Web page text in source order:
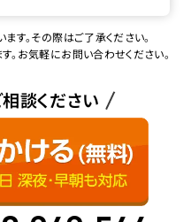
す。その際はご了承ください。
お気軽にお問い合わせください。
談ください